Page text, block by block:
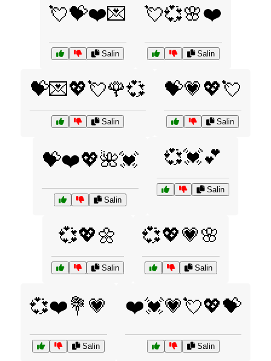
💘💝❤️💌
Salin
💘💞🌸❤️
Salin
💝💌💖💘🌹💞
Salin
💝💗💖💘
Salin
💝❤️💖🌺💓
Salin
💞💓💕
Salin
💞💖🌼
Salin
💞💖💗🌸
Salin
💞❤️💐💗
Salin
❤️💓💗💘💖💝
Salin